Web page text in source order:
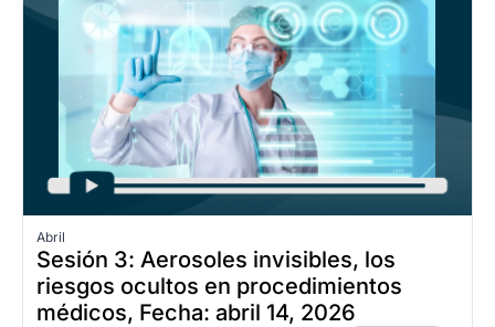
Abril
Sesión 3: Aerosoles invisibles, los
riesgos ocultos en procedimientos
médicos, Fecha: abril 14, 2026